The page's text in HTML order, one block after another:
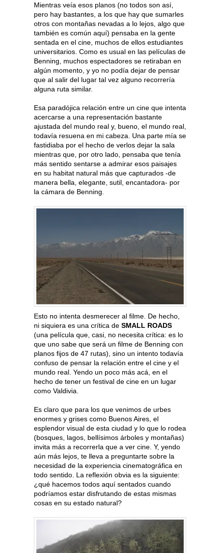
Mientras veía esos planos (no todos son así,
pero hay bastantes, a los que hay que sumarles
otros con montañas nevadas a lo lejos, algo que
también es común aquí) pensaba en la gente
sentada en el cine, muchos de ellos estudiantes
universitarios. Como es usual en las películas de
Benning, muchos espectadores se retiraban en
algún momento, y yo no podía dejar de pensar
que al salir del lugar tal vez alguno recorrería
alguna ruta similar.
Esa paradójica relación entre un cine que intenta
acercarse a una representación bastante
ajustada del mundo real y, bueno, el mundo real,
todavía resuena en mi cabeza. Una parte mía se
fastidiaba por el hecho de verlos dejar la sala
mientras que, por otro lado, pensaba que tenía
más sentido sentarse a admirar esos paisajes
en su habitat natural más que capturados -de
manera bella, elegante, sutil, encantadora- por
la cámara de Benning.
Esto no intenta desmerecer al filme. De hecho,
ni siquiera es una crítica de SMALL ROADS
(una película que, casi, no necesita crítica: es lo
que uno sabe que será un filme de Benning con
planos fijos de 47 rutas), sino un intento todavía
confuso de pensar la relación entre el cine y el
mundo real. Yendo un poco más acá, en el
hecho de tener un festival de cine en un lugar
como Valdivia.
Es claro que para los que venimos de urbes
enormes y grises como Buenos Aires, el
esplendor visual de esta ciudad y lo que lo rodea
(bosques, lagos, bellísimos árboles y montañas)
invita más a recorrerla que a ver cine. Y, yendo
aún más lejos, te lleva a preguntarte sobre la
necesidad de la experiencia cinematográfica en
todo sentido. La reflexión obvia es la siguiente:
¿qué hacemos todos aquí sentados cuando
podríamos estar disfrutando de estas mismas
cosas en su estado natural?